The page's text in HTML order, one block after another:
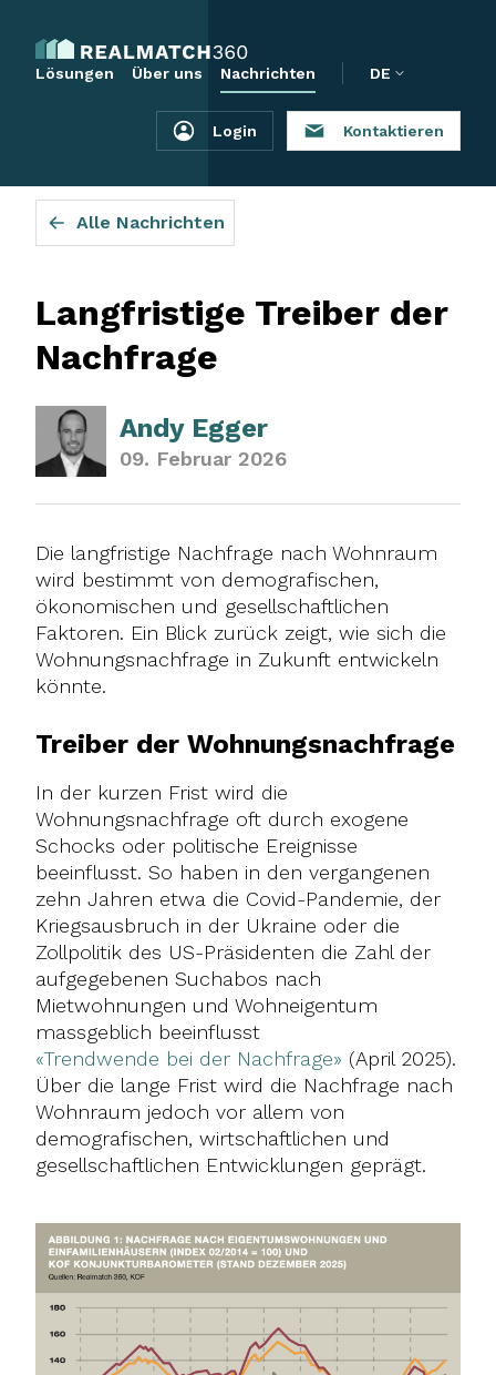
Lösungen Über uns Nachrichten DE
Login Kontaktieren
Alle Nachrichten
Langfristige Treiber der
Nachfrage
Andy Egger
09. Februar 2026
Die langfristige Nachfrage nach Wohnraum
wird bestimmt von demografischen,
ökonomischen und gesellschaftlichen
Faktoren. Ein Blick zurück zeigt, wie sich die
Wohnungsnachfrage in Zukunft entwickeln
könnte.
Treiber der Wohnungsnachfrage
In der kurzen Frist wird die
Wohnungsnachfrage oft durch exogene
Schocks oder politische Ereignisse
beeinflusst. So haben in den vergangenen
zehn Jahren etwa die Covid-Pandemie, der
Kriegsausbruch in der Ukraine oder die
Zollpolitik des US-Präsidenten die Zahl der
aufgegebenen Suchabos nach
Mietwohnungen und Wohneigentum
massgeblich beeinflusst
«Trendwende bei der Nachfrage» (April 2025).
Über die lange Frist wird die Nachfrage nach
Wohnraum jedoch vor allem von
demografischen, wirtschaftlichen und
gesellschaftlichen Entwicklungen geprägt.